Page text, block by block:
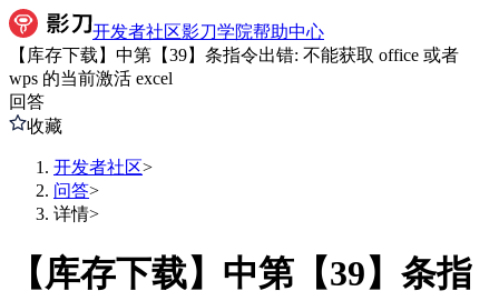
开发者社区影刀学院帮助中心
【库存下载】中第【39】条指令出错: 不能获取 office 或者
wps 的当前激活 excel
回答
收藏
开发者社区>
问答>
详情>
【库存下载】中第【39】条指